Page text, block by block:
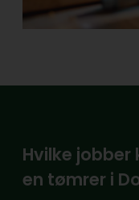
Hvilke
en tømrer i